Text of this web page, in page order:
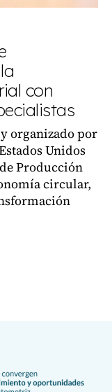
con
organizado por
Unidos
Producción
circular,